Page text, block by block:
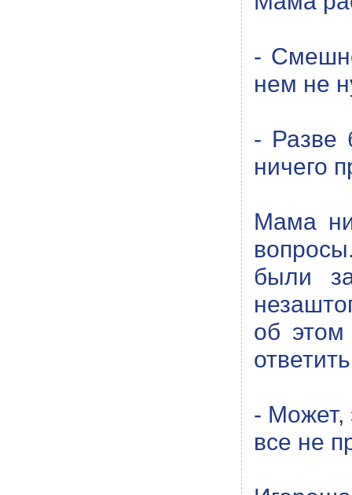
-
нем не
- Разве
ничего
Мама
были
об
- Может,
все не